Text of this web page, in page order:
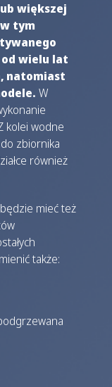
większej
tym
od wielu lat
natomiast
W
kolei wodne
zbiornika
również
mieć też
także: